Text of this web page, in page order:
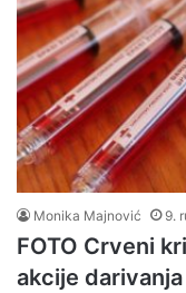
Monika Majnović 9.
FOTO Crveni
akcije